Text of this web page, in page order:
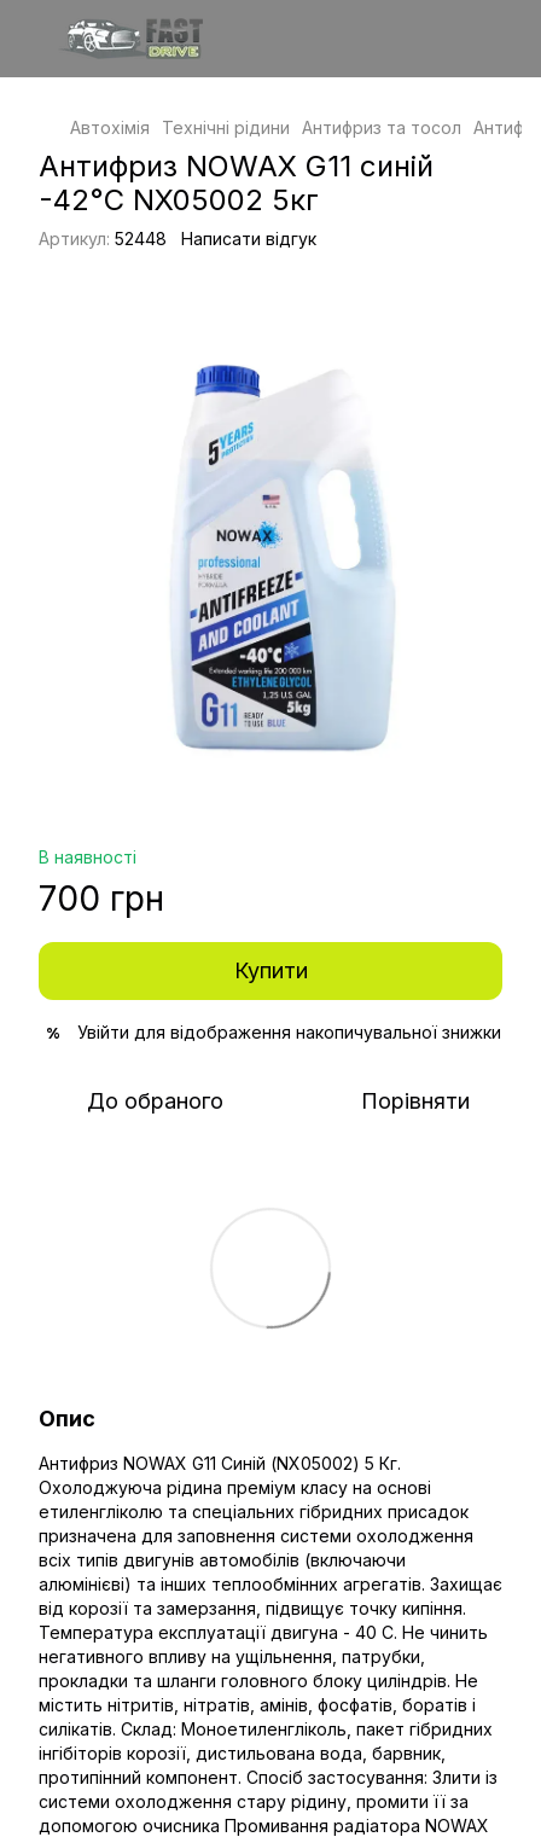
Автохімія Технічні рідини Антифриз та тосол
Антифриз NOWAX G11 синій
-42°C NX05002 5кг
Артикул: 52448 Написати відгук
В наявності
700 грн
Купити
% Увійти для відображення накопичувальної знижки
До обраного Порівняти
Опис
Антифриз NOWAX G11 Синій (NX05002) 5 Кг.
Охолоджуюча рідина преміум класу на основі
етиленгліколю та спеціальних гібридних присадок
призначена для заповнення системи охолодження
всіх типів двигунів автомобілів (включаючи
алюмінієві) та інших теплообмінних агрегатів. Захищає
від корозії та замерзання, підвищує точку кипіння.
Температура експлуатації двигуна - 40 С. Не чинить
негативного впливу на ущільнення, патрубки,
прокладки та шланги головного блоку циліндрів. Не
містить нітритів, нітратів, амінів, фосфатів, боратів і
силікатів. Склад: Моноетиленгліколь, пакет гібридних
інгібіторів корозії, дистильована вода, барвник,
протипінний компонент. Спосіб застосування: Злити із
системи охолодження стару рідину, промити її за
допомогою очисника Промивання радіатора NOWAX